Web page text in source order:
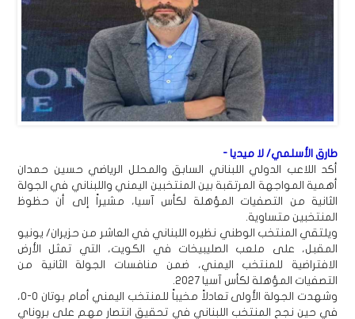
طارق الأسلمي/ لا ميديا -
أكد اللاعب الدولي اللبناني السابق والمحلل الرياضي حسين حمدان
أهمية المواجهة المرتقبة بين المنتخبين اليمني واللبناني في الجولة
الثانية من التصفيات المؤهلة لكأس آسيا، مشيراً إلى أن حظوظ
المنتخبين متساوية.
ويلتقي المنتخب الوطني نظيره اللبناني في العاشر من حزيران/ يونيو
المقبل، على ملعب الصليبيخات في الكويت، التي تمثل الأرض
الافتراضية للمنتخب اليمني، ضمن منافسات الجولة الثانية من
التصفيات المؤهلة لكأس آسيا 2027.
وشهدت الجولة الأولى تعادلاً مخيباً للمنتخب اليمني أمام بوتان 0-0،
في حين نجح المنتخب اللبناني في تحقيق انتصار مهم على بروناي